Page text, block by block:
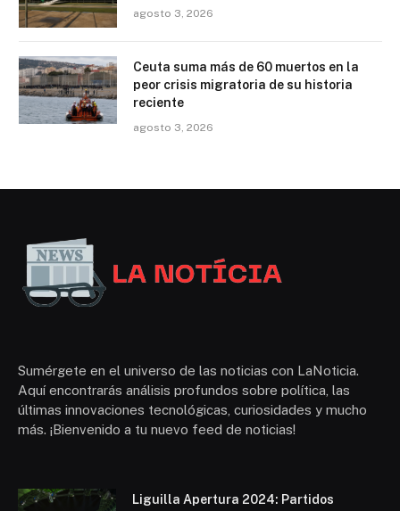
agosto 3, 2026
Ceuta suma más de 60 muertos en la
peor crisis migratoria de su historia
reciente
agosto 3, 2026
Sumérgete en el universo de las noticias con LaNoticia.
Aquí encontrarás análisis profundos sobre política, las
últimas innovaciones tecnológicas, curiosidades y mucho
más. ¡Bienvenido a tu nuevo feed de noticias!
Liguilla Apertura 2024: Partidos